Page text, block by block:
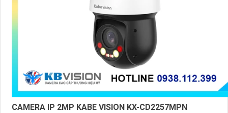
CAMERA IP 2MP KABE VISION KX-CD2257MPN